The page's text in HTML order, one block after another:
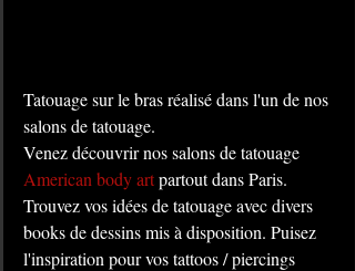
Tatouage sur le bras réalisé dans l'un de nos
salons de tatouage.
Venez découvrir nos salons de tatouage
American body art partout dans Paris.
Trouvez vos idées de tatouage avec divers
books de dessins mis à disposition. Puisez
l'inspiration pour vos tattoos / piercings